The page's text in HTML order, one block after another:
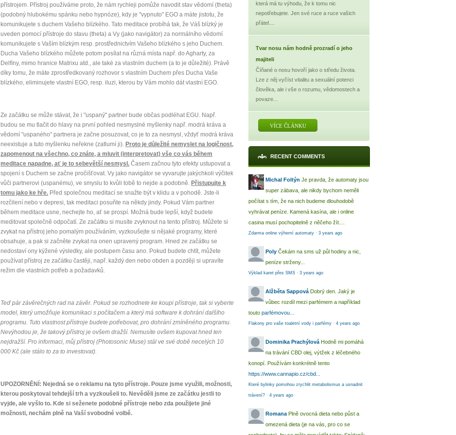
přístrojem. Přístroj používáme proto, že nám rychleji pomůže navodit stav vědomí (theta)
(podobný hlubokému spánku nebo hypnóze), kdy je "vypnuto" EGO a máte jistotu, že
komunikujete s duchem Vašeho blízkého. Tato meditace probíhá tak, že Váš blízký je
uveden pomocí přístroje do stavu (theta) a Vy (jako navigátor) za normálního vědomí
komunikujete s Vaším blízkým resp. prostřednictvím Vašeho blízkého s jeho Duchem.
Ducha Vašeho blízkého můžete potom posílat na různá místa např. do Agharty, za
Delfíny, mimo hranice Matrixu atd., ale také za vlastním duchem (a to je důležité). Právě
díky tomu, že máte zprostředkovaný rozhovor s vlastním Duchem přes Ducha Vaše
blízkého, eliminujete vlastní EGO, resp. iluzi, kterou by Vám mohlo dát vlastní EGO.
Ze začátku se může stávat, že i "uspaný" partner bude občas podléhat EGU. Např.
budou se mu tlačit do hlavy na první pohled nesmyslné myšlenky např. modrá kráva a
vědomí "uspaného" partnera je začne posuzovat, co je to za nesmysl, vždyť modrá kráva
neexistuje a tuto myšlenku neřekne (zatlumí ji). Proto je důležité nemyslet na logičnost,
zapomenout na všechno, co znáte, a mluvit (interpretovat) vše co vás během
meditace napadne, ať je to sebevětší nesmysl. Časem začnou tyto efekty ustupovat a
spojení s Duchem se začne pročišťovat. Vy jako navigátor se vyvarujte jakýchkoli výčitek
vůči partnerovi (uspanému), ve smyslu to kvůli tobě to nejde a podobně. Přistupujte k
tomu jako ke hře. Před společnou meditací se snažte být v klidu a v pohodě. Jste-li
rozčilení nebo v depresi, tak meditaci posuňte na někdy jindy. Pokud Vám partner
během meditace usne, nechejte ho, ať se prospí. Možná bude lepší, když budete
meditovat společně odpočatí. Ze začátku si musíte zvyknout na tento přístroj. Můžete si
zvykat na přístroj jeho pomalým používáním, vyzkoušejte si nějaké programy, které
obsahuje, a pak si začněte zvykat na onen upravený program. Hned ze začátku se
nedostaví ony kýžené výsledky, ale postupem času ano. Pokud budete chtít, můžete
používat přístroj ze začátku častěji, např. každý den nebo obden a později si upravíte
režim dle vlastních potřeb a požadavků.
Teď pár závěrečných rad na závěr. Pokud se rozhodnete ke koupi přístroje, tak si vyberte
model, který umožňuje komunikaci s počítačem a který má software k dohrání dalšího
programu. Tuto vlastnost přístroje budete potřebovat, pro dohrání zmíněného programu.
Nevýhodou je, že takový přístroj je ovšem dražší. Nemusíte ovšem kupovat hned ten
nejdražší. Pro informaci, můj přístroj (Photosonic Muse) stál ve své době necelých 10
000 Kč (ale stálo to za to investovat).
UPOZORNĚNÍ: Nejedná se o reklamu na tyto přístroje. Pouze jsme využili, možnosti,
kterou poskytoval tehdejší trh a vyzkoušeli to. Nevěděli jsme ze začátku jestli to
vyjde, ale vyšlo to. Kde si seženete podobné přístroje nebo zda použijete jiné
možnosti, nechám plně na Vaší svobodné volbě.
která má tu výhodu, že k tomu nic
nepotřebujete. Jen své ruce a ruce vašich
přátel....
Tvar nosu nám hodně prozradí o jeho
majiteli
Číňané o nosu hovoří jako o středu života.
Lze z něj vyčíst vitalitu a sexuální potenci
člověka, ale i vše o rozumu, vědomostech a
povaze...
VÍCE ČLÁNKU
RECENT COMMENTS
Michal Foltýn Je pravda, že automaty jsou
super zábava, ale nikdy bychom neměli
počítat s tím, že na nich budeme dlouhodobě
vyhrávat peníze. Kamená kasína, ale i online
casina musí pochopitelně z něčeho žít....
Zdarma online výherní automaty · 3 years ago
Poly Čekám na sms už půl hodiny a nic,
peníze strženy...
Výklad karet přes SMS · 3 years ago
Alžběta Sappová Dobrý den. Jaký je
vůbec rozdíl mezi parfémem a například
touto parfémovou...
Flakony pro vaše toaletní vody i parfémy · 4 years ago
Dominika Prachýlová Hodně mi pomáhá
na trávání CBD olej, výtžek z léčebného
konopí. Používám konkrétně tento
https://www.cannapio.cz/cbd...
Které bylinky pomohou zrychlit metabolismus a usnadnit
trávení? · 4 years ago
Romana Plně ovocná dieta nebo půst a
omezená dieta (je na vás, pro co se